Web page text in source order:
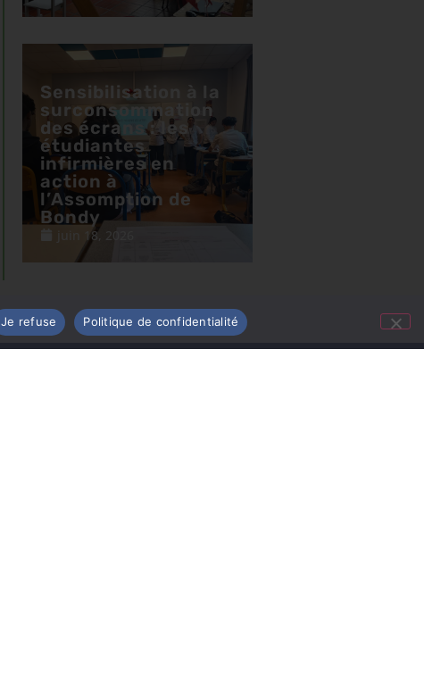
Sensibilisation à la
surconsommation
des écrans : les
étudiantes
infirmières en
action à
l’Assomption de
Bondy
juin 18, 2026
Je refuse Politique de confidentialité